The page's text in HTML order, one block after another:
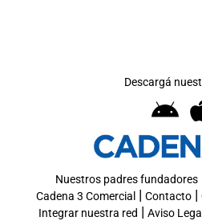
Descargá
Nuestros padres fundadores
Cadena 3 Comercial | Contacto|
Integrar nuestra red | Aviso Legal